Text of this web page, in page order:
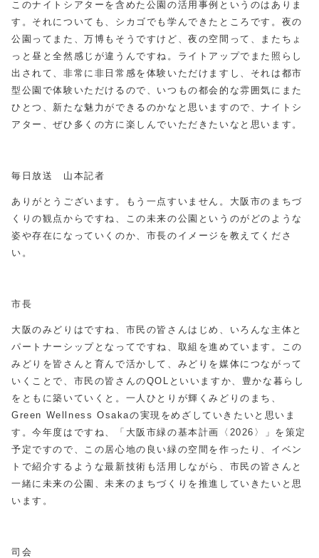
このナイトシアターを含めた公園の活用事例というのはありま
す。それについても、シカゴでも学んできたところです。夜の
公園ってまた、万博もそうですけど、夜の空間って、またちょ
っと昼と全然感じが違うんですね。ライトアップでまた照らし
出されて、非常に非日常感を体験いただけますし、それは都市
型公園で体験いただけるので、いつもの都会的な雰囲気にまた
ひとつ、新たな魅力ができるのかなと思いますので、ナイトシ
アター、ぜひ多くの方に楽しんでいただきたいなと思います。
毎日放送 山本記者
ありがとうございます。もう一点すいません。大阪市のまちづ
くりの観点からですね、この未来の公園というのがどのような
姿や存在になっていくのか、市長のイメージを教えてくださ
い。
市長
大阪のみどりはですね、市民の皆さんはじめ、いろんな主体と
パートナーシップとなってですね、取組を進めています。この
みどりを皆さんと育んで活かして、みどりを媒体につながって
いくことで、市民の皆さんのQOLといいますか、豊かな暮らし
をともに築いていくと。一人ひとりが輝くみどりのまち、
Green Wellness Osakaの実現をめざしていきたいと思いま
す。今年度はですね、「大阪市緑の基本計画〈2026〉」を策定
予定ですので、この居心地の良い緑の空間を作ったり、イベン
トで紹介するような最新技術も活用しながら、市民の皆さんと
一緒に未来の公園、未来のまちづくりを推進していきたいと思
います。
司会